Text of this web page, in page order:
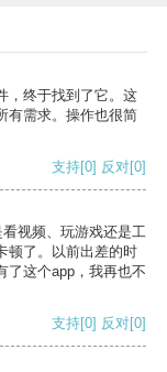
，终于找到了它。这
有需求。操作也很简
支持[0] 反对[0]
视频、玩游戏还是工
顿了。以前出差的时
了这个app，我再也不
支持[0] 反对[0]